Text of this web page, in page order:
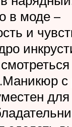
в моде –
и
с